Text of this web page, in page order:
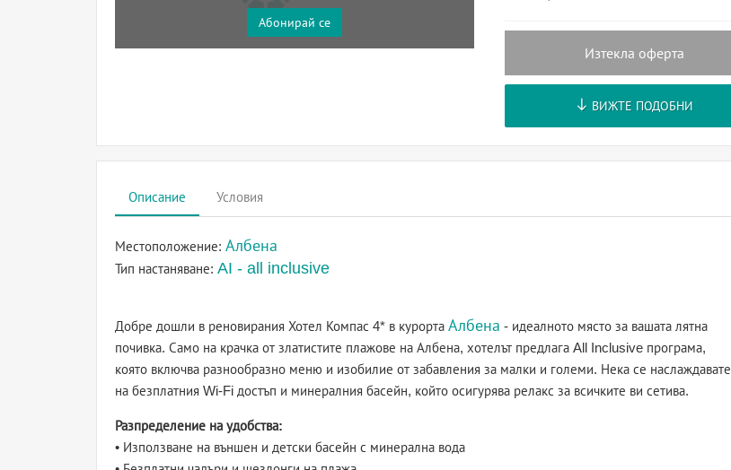
Абонирай се
Изтекла оферта
ВИЖТЕ ПОДОБНИ
Описание Условия
Местоположение: Албена
Тип настаняване: AI - all inclusive
Добре дошли в реновирания Хотел Компас 4* в курорта Албена - идеалното място за вашата лятна
почивка. Само на крачка от златистите плажове на Албена, хотелът предлага All Inclusive програма,
която включва разнообразно меню и изобилие от забавления за малки и големи. Нека се наслаждавате
на безплатния Wi-Fi достъп и минералния басейн, който осигурява релакс за всичките ви сетива.
Разпределение на удобства:
• Използване на външен и детски басейн с минерална вода